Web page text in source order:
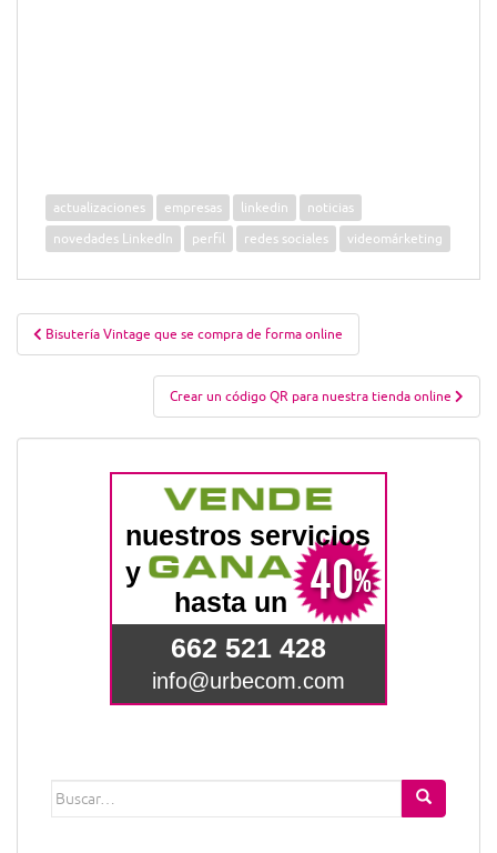
actualizaciones empresas linkedin
noticias
novedades LinkedIn
perfil redes sociales videomárketing
Navegación
de
Bisutería Vintage que se compra de forma online
Crear un código QR para nuestra tienda online
Buscar: